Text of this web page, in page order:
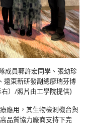
成員郭許宏同學、 張幼珍
遠東新研發副總廖瑞芬博
）/照片由工學院提供)
應用， 其生物檢測機台與
品質協力廠商支持下完